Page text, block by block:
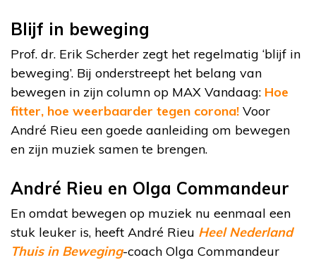
Blijf in beweging
Prof. dr. Erik Scherder zegt het regelmatig ‘blijf in
beweging’. Bij onderstreept het belang van
bewegen in zijn column op MAX Vandaag: Hoe
fitter, hoe weerbaarder tegen corona! Voor
André Rieu een goede aanleiding om bewegen
en zijn muziek samen te brengen.
André Rieu en Olga Commandeur
En omdat bewegen op muziek nu eenmaal een
stuk leuker is, heeft André Rieu Heel Nederland
Thuis in Beweging-coach Olga Commandeur